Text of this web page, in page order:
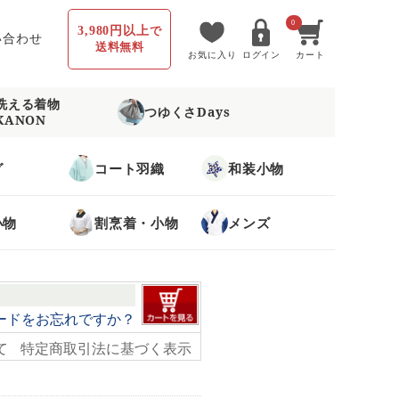
わせ
3,980円以上で
送料無料
お気に入り ログイン
0
カート
える着物
つゆくさDays
コート羽織 和装小物
割烹着・小物 メンズ
ドをお忘れですか？
特定商取引法に基づく表示